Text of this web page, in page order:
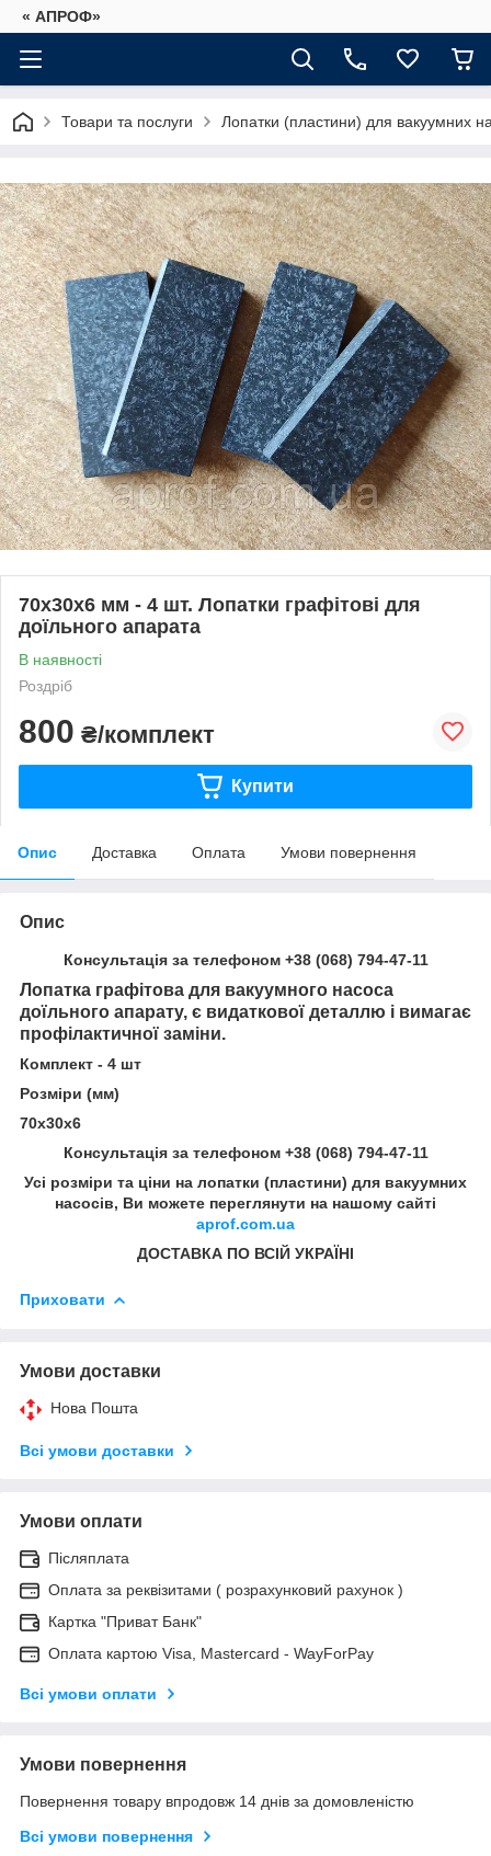
« АПРОФ»
Товари та послуги Лопатки (пластини) для вакуумних
70х30х6 мм - 4 шт. Лопатки графітові для
доїльного апарата
В наявності
Роздріб
800 ₴/комплект
Купити
Опис Доставка Оплата Умови повернення
Опис
Консультація за телефоном +38 (068) 794-47-11
Лопатка графітова для вакуумного насоса
доїльного апарату, є видаткової деталлю і вимагає
профілактичної заміни.
Комплект - 4 шт
Розміри (мм)
70х30х6
Консультація за телефоном +38 (068) 794-47-11
Усі розміри та ціни на лопатки (пластини) для вакуумних
насосів, Ви можете переглянути на нашому сайті
aprof.com.ua
ДОСТАВКА ПО ВСІЙ УКРАЇНІ
Приховати
Умови доставки
Нова Пошта
Всі умови доставки
Умови оплати
Післяплата
Оплата за реквізитами ( розрахунковий рахунок )
Картка "Приват Банк"
Оплата картою Visa, Mastercard - WayForPay
Всі умови оплати
Умови повернення
Повернення товару впродовж 14 днів за домовленістю
Всі умови повернення